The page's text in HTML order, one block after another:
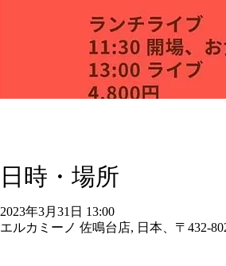
日時・場所
2023年3月31日 13:00
エルカミーノ 佐鳴台店, 日本、〒432-